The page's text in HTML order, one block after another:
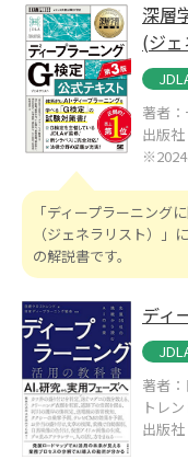
深層
(ジ
著者
出版
「ディープラーニング
（ジェネラリスト）」
の解説書です。
ディ
著者
トレ
出版